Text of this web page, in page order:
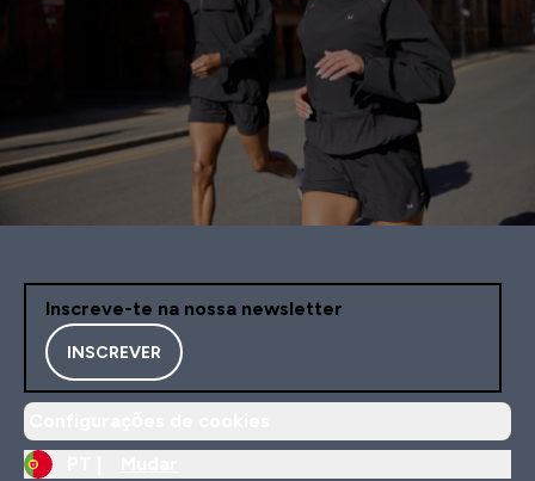
Inscreve-te na nossa newsletter
INSCREVER